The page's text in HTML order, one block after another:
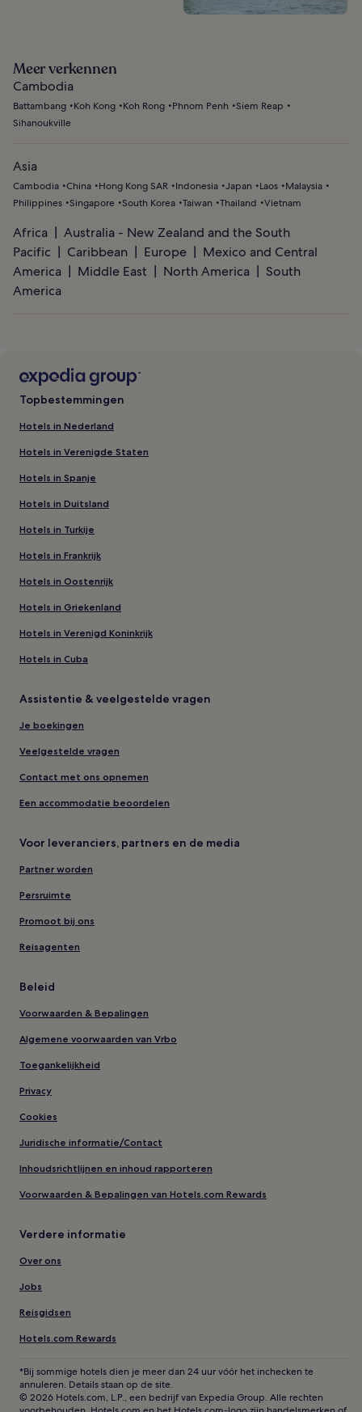
Meer verkennen
Cambodia
Battambang Koh Kong Koh Rong Phnom Penh
Siem Reap
Sihanoukville
Asia
Cambodia China Hong Kong SAR Indonesia Japan Laos
Malaysia
Philippines Singapore South Korea Taiwan Thailand Vietnam
Africa
Australia - New Zealand and the South
Pacific
Caribbean Europe
Mexico and Central
America
Middle East North America
South
America
Topbestemmingen
Hotels in Nederland
Hotels in Verenigde Staten
Hotels in Spanje
Hotels in Duitsland
Hotels in Turkije
Hotels in Frankrijk
Hotels in Oostenrijk
Hotels in Griekenland
Hotels in Verenigd Koninkrijk
Hotels in Cuba
Assistentie & veelgestelde vragen
Je boekingen
Veelgestelde vragen
Contact met ons opnemen
Een accommodatie beoordelen
Voor leveranciers, partners en de media
Partner worden
Persruimte
Promoot bij ons
Reisagenten
Beleid
Voorwaarden & Bepalingen
Algemene voorwaarden van Vrbo
Toegankelijkheid
Privacy
Cookies
Juridische informatie/Contact
Inhoudsrichtlijnen en inhoud rapporteren
Voorwaarden & Bepalingen van Hotels.com Rewards
Verdere informatie
Over ons
Jobs
Reisgidsen
Hotels.com Rewards
*Bij sommige hotels dien je meer dan 24 uur vóór het inchecken te
annuleren. Details staan op de site.
© 2026 Hotels.com, L.P., een bedrijf van Expedia Group. Alle rechten